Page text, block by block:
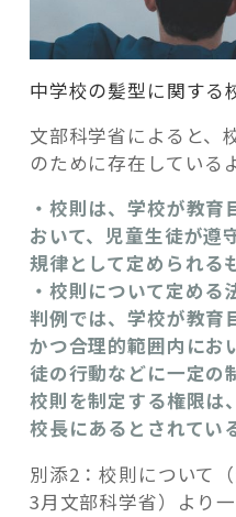
中学校の髪型に関する
文部科学省によると、
のために存在している
・校則は、学校が教
おいて、児童生徒が遵
規律として定められる
・校則について定める
判例では、学校が教育
かつ合理的範囲内にお
徒の行動などに一定の
校則を制定する権限は
校長にあるとされてい
別添2：校則について
3月文部科学省）より